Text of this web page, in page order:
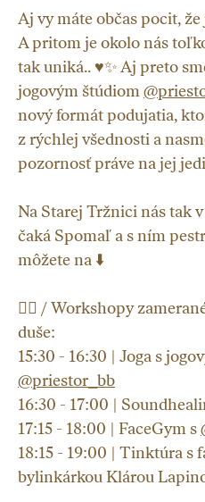
Aj vy máte občas pocit,
A pritom je okolo nás
tak uniká.. ♥️✨ Aj preto
jogovým štúdiom
nový formát podujatia,
z rýchlej všednosti a
pozornosť práve na jej
Na Starej Tržnici nás tak
čaká Spomaľ a s ním
môžete na ⬇️
🧘‍♀️ / Workshopy
duše:
15:30 - 16:30 | Joga s
@priestor_bb
16:30 - 17:00 |
17:15 - 18:00 | FaceGym s
18:15 - 19:00 | Tinktúra s
bylinkárkou Klárou